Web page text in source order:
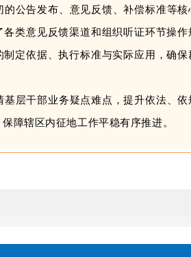
的公告发布、意见反馈、补偿标准等
类意见反馈渠道和组织听证环节操
制定依据、执行标准与实际应用，确
基层干部业务疑点难点，提升依法 、依
保障辖区内征地工作平稳有序推进。